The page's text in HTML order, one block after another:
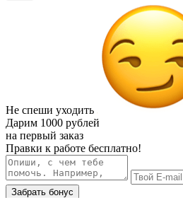
Не спеши уходить
Дарим 1000 рублей
на первый заказ
Правки к работе бесплатно!
Забрать бонус